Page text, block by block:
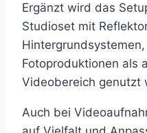
Ergänzt wird das
Studioset mit
Fotoproduktionen als
Videobereich genutzt
Auch bei